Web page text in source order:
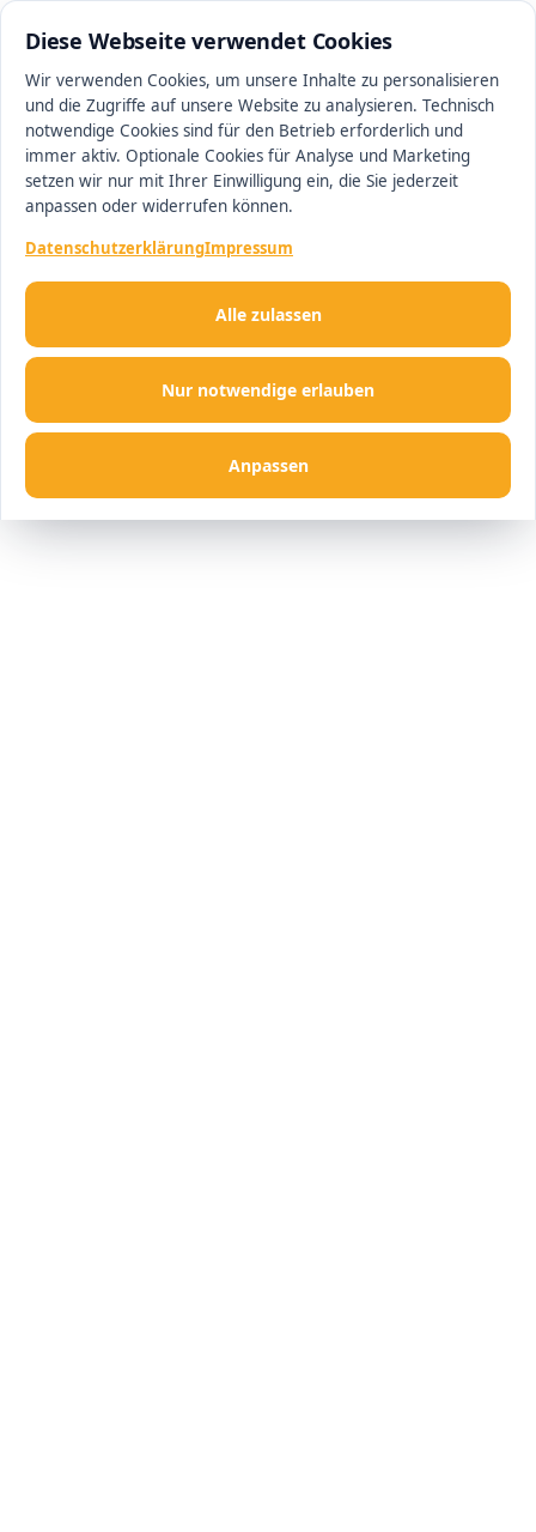
Diese Webseite verwendet Cookies
Wir verwenden Cookies, um unsere Inhalte zu personalisieren
und die Zugriffe auf unsere Website zu analysieren. Technisch
notwendige Cookies sind für den Betrieb erforderlich und
immer aktiv. Optionale Cookies für Analyse und Marketing
setzen wir nur mit Ihrer Einwilligung ein, die Sie jederzeit
anpassen oder widerrufen können.
DatenschutzerklärungImpressum
Nur notwendige erlauben
Anpassen
Alle zulassen